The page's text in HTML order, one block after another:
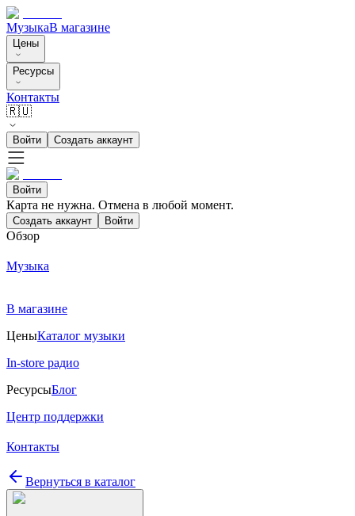
МузыкаВ магазине
Цены
Ресурсы
Контакты
🇷🇺
Войти Создать аккаунт
Войти
Карта не нужна. Отмена в любой момент.
Создать аккаунт Войти
Обзор
Музыка
В магазине
ЦеныКаталог музыки
In-store радио
РесурсыБлог
Центр поддержки
Контакты
Вернуться в каталог